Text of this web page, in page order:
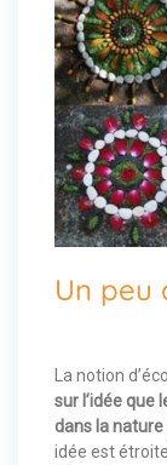
Un peu
La notion
sur l’idée que
dans la
idée est